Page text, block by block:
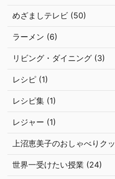
めざましテレビ (50)
ラーメン (6)
リビング・ダイニング (3)
レシピ (1)
レシピ集 (1)
レジャー (1)
上沼恵美子のおしゃべりク
世界一受けたい授業 (24)